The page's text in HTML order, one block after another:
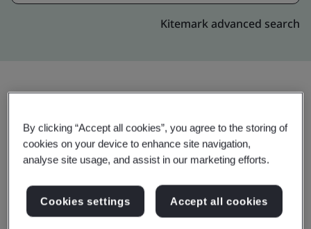
Kitemark advanced search
Sales office
5th Floor,
By clicking “Accept all cookies”, you agree to the storing of
cookies on your device to enhance site navigation,
analyse site usage, and assist in our marketing efforts.
Cookies settings Accept all cookies